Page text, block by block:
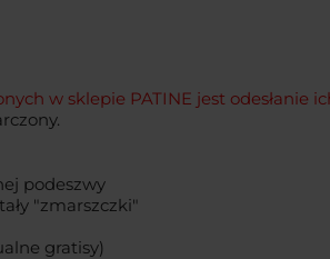
w sklepie PATINE jest odesłanie
podeszwy
"zmarszczki"
gratisy)